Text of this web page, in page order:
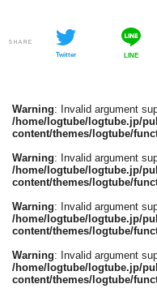
SHARE
Twitter LINE
Warning: Invalid argument
/home/logtube/logtube.jp/
content/themes/logtube/
Warning: Invalid argument
/home/logtube/logtube.jp/
content/themes/logtube/
Warning: Invalid argument
/home/logtube/logtube.jp/
content/themes/logtube/
Warning: Invalid argument
/home/logtube/logtube.jp/
content/themes/logtube/